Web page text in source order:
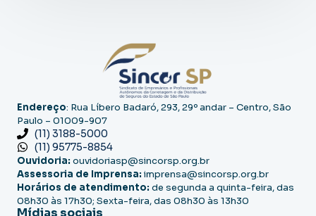
Endereço: Rua Líbero Badaró, 293, 29º andar – Centro, São
Paulo – 01009-907
(11) 3188-5000
(11) 95775-8854
Ouvidoria: ouvidoriasp@sincorsp.org.br
Assessoria de Imprensa: imprensa@sincorsp.org.br
Horários de atendimento: de segunda a quinta-feira, das
08h30 às 17h30; Sexta-feira, das 08h30 às 13h30
Mídias sociais